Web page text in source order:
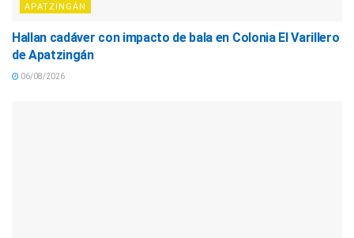
APATZINGÁN
Hallan cadáver con impacto de bala en Colonia El Varillero
de Apatzingán
06/08/2026